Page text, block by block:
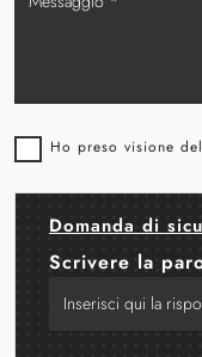
Ho preso visione
Domanda di
Scrivere la